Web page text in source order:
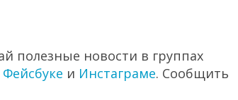
полезные новости в группах
Фейсбуке и Инстаграме. Сообщить